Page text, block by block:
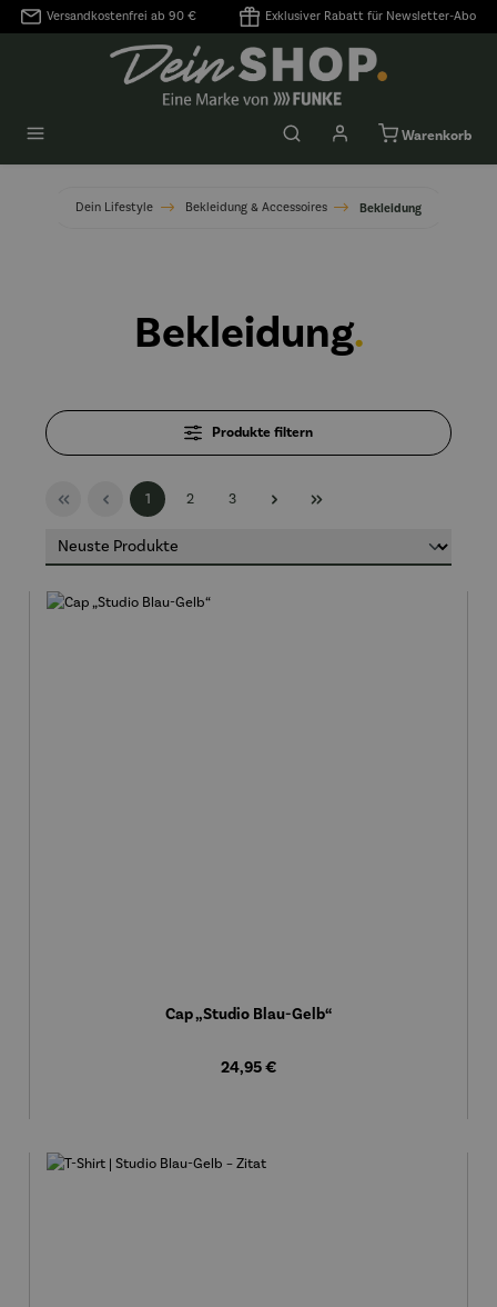
springen
Versandkostenfrei ab 90 € Exklusiver Rabatt für Newsletter-Abo
Warenkorb
Dein Lifestyle Bekleidung & Accessoires Bekleidung
Bekleidung.
Produkte filtern
Seite
1 Seite
2 Seite
3
Cap „Studio Blau-Gelb“
Regulärer Preis:
24,95 €